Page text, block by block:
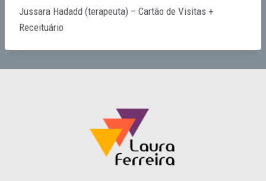
Jussara Hadadd (terapeuta) – Cartão de Visitas +
Receituário